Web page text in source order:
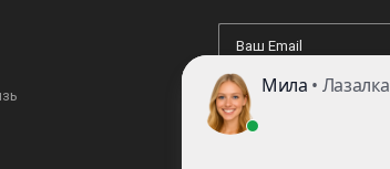
8 (812) 220-93-18